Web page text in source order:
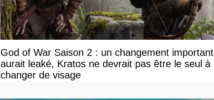
God of War Saison 2 : un changement important
aurait leaké, Kratos ne devrait pas être le seul à
changer de visage